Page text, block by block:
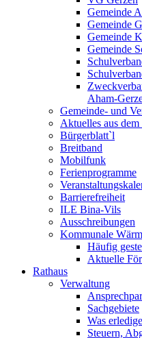
Gemeinde
Gemeinde
Gemeinde
Gemeinde
Aham-
Gemeinde- und
Aktuelles aus dem
Bürgerblatt`l
Breitband
Mobilfunk
Ferienprogramme
Barrierefreiheit
ILE Bina-Vils
Ausschreibungen
Kommunale
Häufig
Aktuelle
Rathaus
Verwaltung
Sachgebiete
Was
Steuern,